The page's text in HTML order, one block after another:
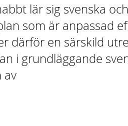
lär sig svenska
som är anpassad
därför en särskild
i grundläggande
av